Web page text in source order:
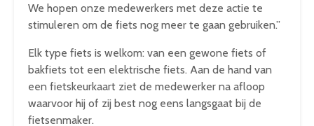
We hopen onze medewerkers met deze actie te
stimuleren om de fiets nog meer te gaan gebruiken.”
Elk type fiets is welkom: van een gewone fiets of
bakfiets tot een elektrische fiets. Aan de hand van
een fietskeurkaart ziet de medewerker na afloop
waarvoor hij of zij best nog eens langsgaat bij de
fietsenmaker.